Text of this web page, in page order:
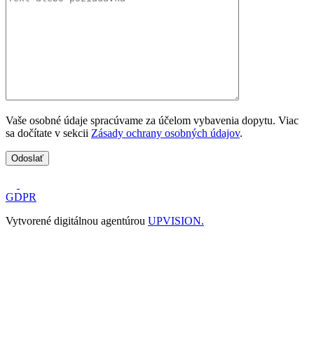
Vaše osobné údaje spracúvame za účelom vybavenia dopytu. Viac
sa dočítate v sekcii Zásady ochrany osobných údajov.
GDPR
Vytvorené digitálnou agentúrou UPVISION.